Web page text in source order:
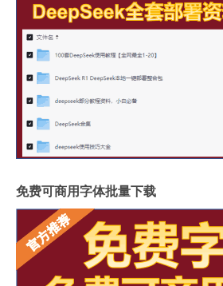
免费可商用字体批量下载